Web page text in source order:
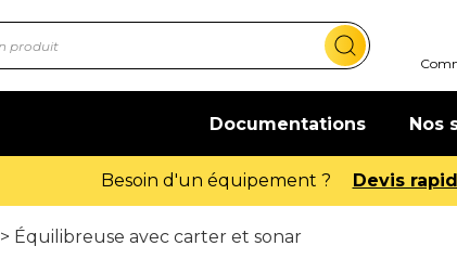
Documentations Nos
Offre de bienvenue : 20€ offerts !
> Équilibreuse avec carter et sonar